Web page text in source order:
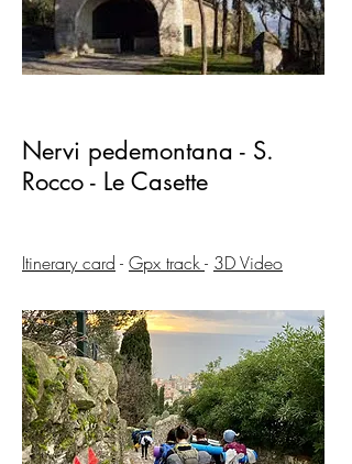
Nervi pedemontana - S.
Rocco - Le Casette
Itinerary card - Gpx track- 3D Video